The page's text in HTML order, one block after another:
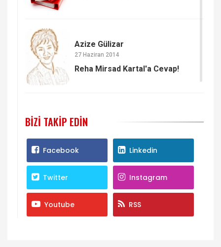
Azize Gülizar
27 Haziran 2014
Reha Mirsad Kartal'a Cevap!
BIZI TAKIP EDIN
Facebook Linkedin
Twitter Instagram
Youtube RSS